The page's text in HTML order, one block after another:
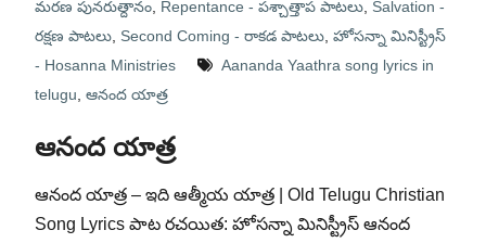
మరణ పునరుత్దానం, Repentance - పశ్చాత్తాప పాటలు, Salvation -
రక్షణ పాటలు, Second Coming - రాకడ పాటలు, హోసన్నా మినిస్ట్రీస్
- Hosanna Ministries
Aananda Yaathra song lyrics in
telugu ఆనంద యాత్ర
ఆనంద యాత్ర
ఆనంద యాత్ర – ఇది ఆత్మీయ యాత్ర | Old Telugu Christian
Song Lyrics పాట రచయిత: హోసన్నా మినిస్ట్రీస్ ఆనంద